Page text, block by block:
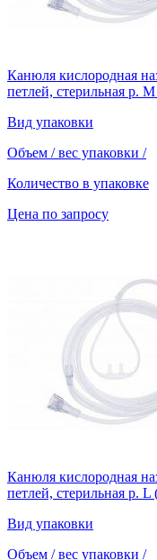
Канюля кислородная
петлей, стерильная р.
Вид упаковки
Объем / вес упаковки /
Количество в упаковке
Цена по запросу
Канюля кислородная
петлей, стерильная р.
Вид упаковки
Объем / вес упаковки /